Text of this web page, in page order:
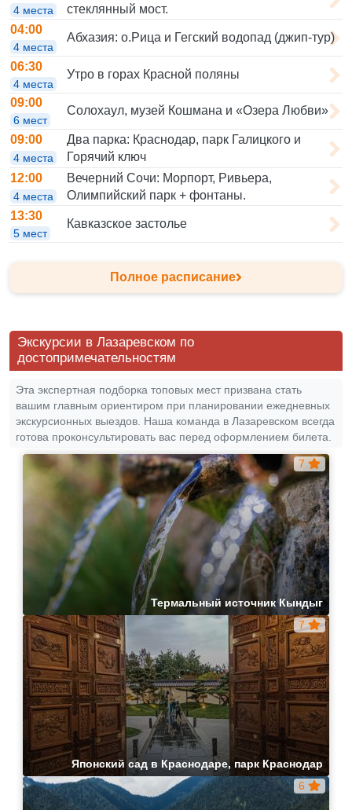
4 места
стеклянный мост.
04:00
4 места
Абхазия: о.Рица и Гегский водопад (джип-тур)
06:30
4 места
Утро в горах Красной поляны
09:00
6 мест
Солохаул, музей Кошмана и «Озера Любви»
09:00
4 места
Два парка: Краснодар, парк Галицкого и
Горячий ключ
12:00
4 места
Вечерний Сочи: Морпорт, Ривьера,
Олимпийский парк + фонтаны.
13:30
5 мест
Кавказское застолье
Полное расписание
Экскурсии в Лазаревском по
достопримечательностям
Эта экспертная подборка топовых мест призвана стать
вашим главным ориентиром при планировании ежедневных
экскурсионных выездов. Наша команда в Лазаревском всегда
готова проконсультировать вас перед оформлением билета.
Термальный источник Кындыг
7
Японский сад в Краснодаре, парк Краснодар
7
6